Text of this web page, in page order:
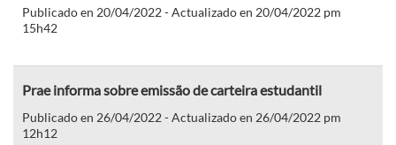
Publicado en 20/04/2022 - Actualizado en 20/04/2022 pm
15h42
Prae informa sobre emissão de carteira estudantil
Publicado en 26/04/2022 - Actualizado en 26/04/2022 pm
12h12